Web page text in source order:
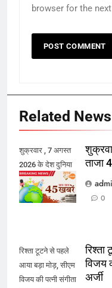
browser for the
Related News
शुक्रवार , 7 अगस्त
2026 के देश दुनिया
के ताजा 45 समाचार
ताजा
0
रिश्ता टूटने से पहले
आया बड़ा मोड़, सीएम
विजय की पत्नी संगीता
विजय
अर्जी